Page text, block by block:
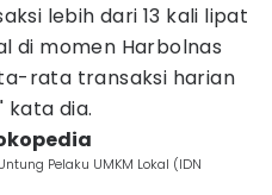
lebih dari 13 kali lipat
di momen Harbolnas
rata transaksi harian
kata dia.
Pelaku UMKM Lokal (IDN